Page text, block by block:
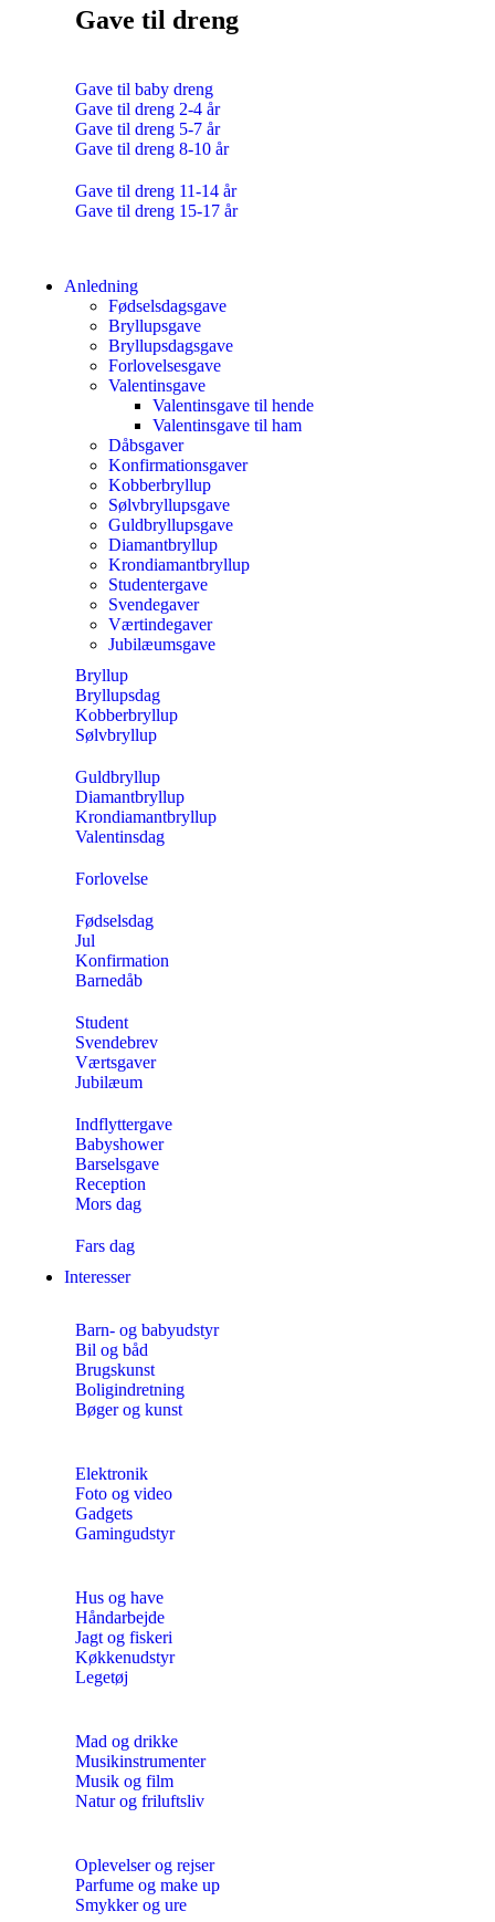
Gave til dreng
Gave til baby dreng
Gave til dreng 2-4 år
Gave til dreng 5-7 år
Gave til dreng 8-10 år
Gave til dreng 11-14 år
Gave til dreng 15-17 år
Anledning
Fødselsdagsgave
Bryllupsgave
Bryllupsdagsgave
Forlovelsesgave
Valentinsgave
Valentinsgave til hende
Valentinsgave til ham
Dåbsgaver
Konfirmationsgaver
Kobberbryllup
Sølvbryllupsgave
Guldbryllupsgave
Diamantbryllup
Krondiamantbryllup
Studentergave
Svendegaver
Værtindegaver
Jubilæumsgave
Bryllup
Bryllupsdag
Kobberbryllup
Sølvbryllup
Guldbryllup
Diamantbryllup
Krondiamantbryllup
Valentinsdag
Forlovelse
Fødselsdag
Jul
Konfirmation
Barnedåb
Student
Svendebrev
Værtsgaver
Jubilæum
Indflyttergave
Babyshower
Barselsgave
Reception
Mors dag
Fars dag
Interesser
Barn- og babyudstyr
Bil og båd
Brugskunst
Boligindretning
Bøger og kunst
Elektronik
Foto og video
Gadgets
Gamingudstyr
Hus og have
Håndarbejde
Jagt og fiskeri
Køkkenudstyr
Legetøj
Mad og drikke
Musikinstrumenter
Musik og film
Natur og friluftsliv
Oplevelser og rejser
Parfume og make up
Smykker og ure